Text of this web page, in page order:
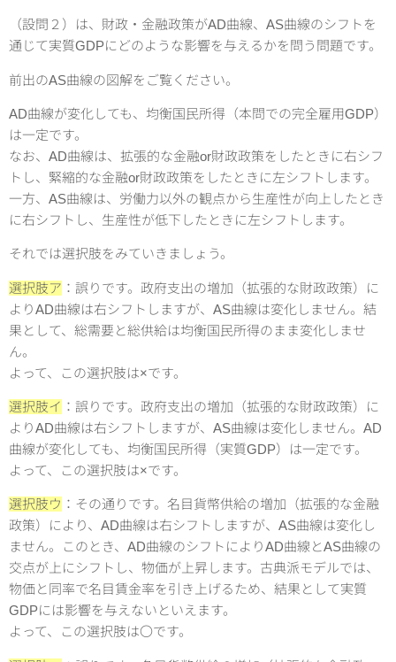
（設問２）は、財政・金融政策がAD曲線、AS曲線のシフトを
通じて実質GDPにどのような影響を与えるかを問う問題です。
前出のAS曲線の図解をご覧ください。
AD曲線が変化しても、均衡国民所得（本問での完全雇用GDP）
は一定です。
なお、AD曲線は、拡張的な金融or財政政策をしたときに右シフ
トし、緊縮的な金融or財政政策をしたときに左シフトします。
一方、AS曲線は、労働力以外の観点から生産性が向上したとき
に右シフトし、生産性が低下したときに左シフトします。
それでは選択肢をみていきましょう。
選択肢ア ：誤りです。政府支出の増加（拡張的な財政政策）に
よりAD曲線は右シフトしますが、AS曲線は変化しません。結
果として、総需要と総供給は均衡国民所得のまま変化しませ
ん。
よって、この選択肢は×です。
選択肢イ ：誤りです。政府支出の増加（拡張的な財政政策）に
よりAD曲線は右シフトしますが、AS曲線は変化しません。AD
曲線が変化しても、均衡国民所得（実質GDP）は一定です。
よって、この選択肢は×です。
選択肢ウ ：その通りです。名目貨幣供給の増加（拡張的な金融
政策）により、AD曲線は右シフトしますが、AS曲線は変化し
ません。このとき、AD曲線のシフトによりAD曲線とAS曲線の
交点が上にシフトし、物価が上昇します。古典派モデルでは、
物価と同率で名目賃金率を引き上げるため、結果として実質
GDPには影響を与えないといえます。
よって、この選択肢は〇です。